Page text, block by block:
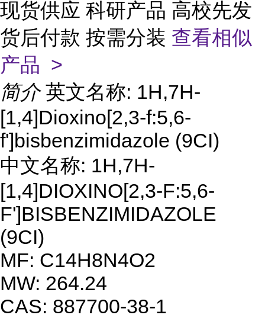
现货供应 科研产品 高校先发
货后付款 按需分装 查看相似
产品 >
简介 英文名称: 1H,7H-
[1,4]Dioxino[2,3-f:5,6-
f']bisbenzimidazole (9CI)
中文名称: 1H,7H-
[1,4]DIOXINO[2,3-F:5,6-
F']BISBENZIMIDAZOLE
(9CI)
MF: C14H8N4O2
MW: 264.24
CAS: 887700-38-1